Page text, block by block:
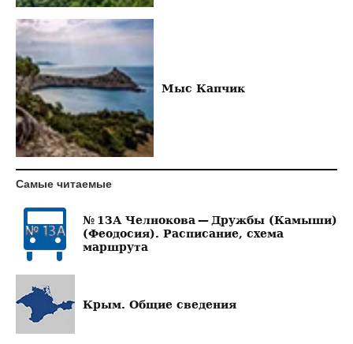
Мыс Капчик
Самые читаемые
№ 13А Челнокова — Дружбы (Камыши)
(Феодосия). Расписание, схема
маршрута
Крым. Общие сведения